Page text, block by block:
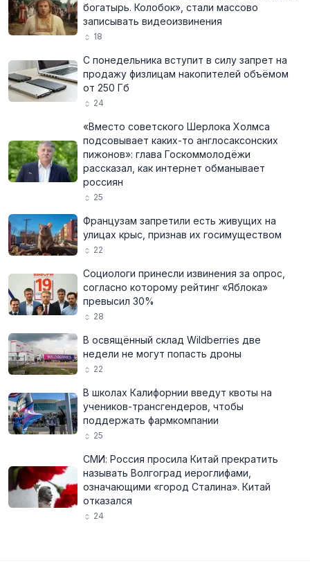
богатырь. Колобок», стали массово
записывать видеоизвинения
18
С понедельника вступит в силу запрет на
продажу физлицам накопителей объёмом
от 250 Гб
24
«Вместо советского Шерлока Холмса
подсовывает каких-то англосаксонских
пижонов»: глава Госкоммолодёжи
рассказал, как интернет обманывает
россиян
25
Французам запретили есть живущих на
улицах крыс, признав их госимуществом
22
Социологи принесли извинения за опрос,
согласно которому рейтинг «Яблока»
превысил 30%
28
В освящённый склад Wildberries две
недели не могут попасть дроны
22
В школах Калифорнии введут квоты на
учеников-трансгендеров, чтобы
поддержать фармкомпании
25
СМИ: Россия просила Китай прекратить
называть Волгоград иероглифами,
означающими «город Сталина». Китай
отказался
24